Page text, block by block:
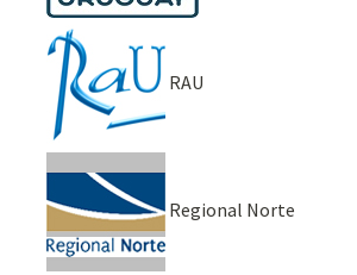
RAU
Regional Norte